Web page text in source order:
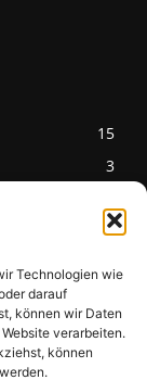
Technologien wie
darauf
können wir Daten
verarbeiten.
können
15
3
Pilze aus
und